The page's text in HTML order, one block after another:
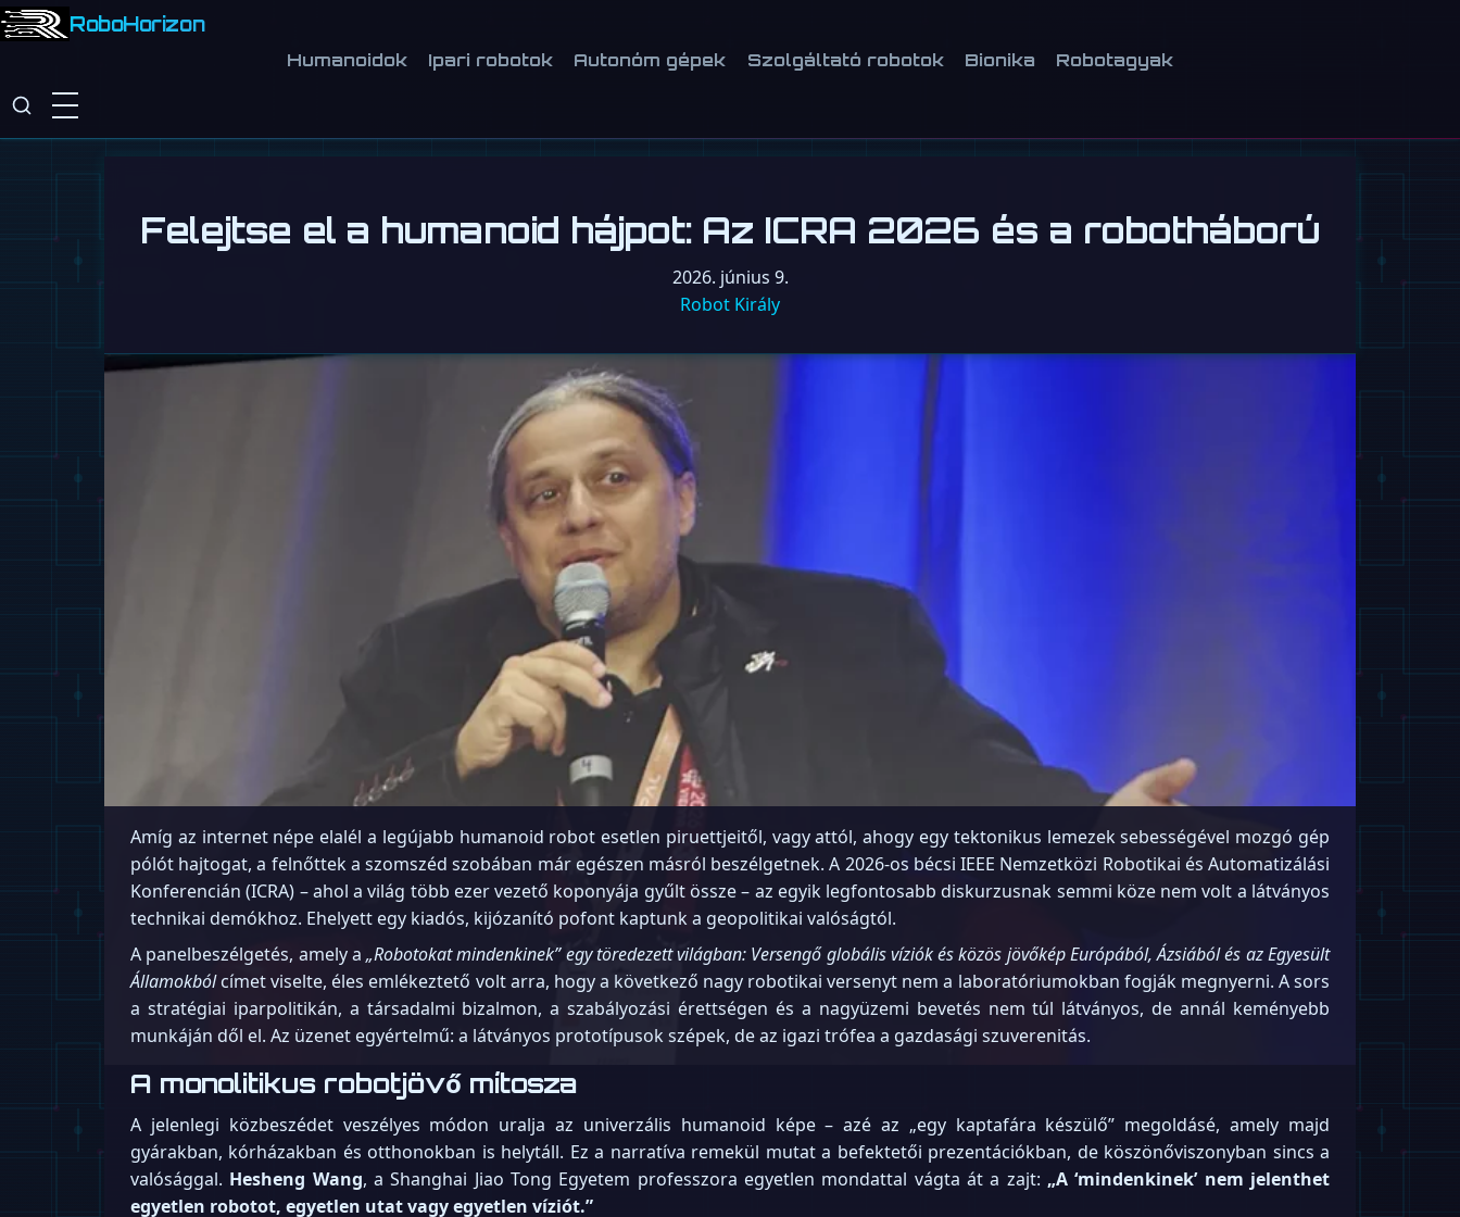
RoboHorizon
Humanoidok Ipari robotok Autonóm gépek Szolgáltató robotok Bionika Robotagyak
Felejtse el a humanoid hájpot: Az ICRA 2026 és a robotháború
2026. június 9.
Robot Király
Amíg az internet népe elalél a legújabb humanoid robot esetlen piruettjeitől, vagy attól, ahogy egy tektonikus lemezek sebességével mozgó gép
pólót hajtogat, a felnőttek a szomszéd szobában már egészen másról beszélgetnek. A 2026-os bécsi IEEE Nemzetközi Robotikai és Automatizálási
Konferencián (ICRA) – ahol a világ több ezer vezető koponyája gyűlt össze – az egyik legfontosabb diskurzusnak semmi köze nem volt a látványos
technikai demókhoz. Ehelyett egy kiadós, kijózanító pofont kaptunk a geopolitikai valóságtól.
A panelbeszélgetés, amely a„Robotokat mindenkinek” egy töredezett világban: Versengő globális víziók és közös jövőkép Európából, Ázsiából és az Egyesült
Államokbólcímet viselte, éles emlékeztető volt arra, hogy a következő nagy robotikai versenyt nem a laboratóriumokban fogják megnyerni. A sors
a stratégiai iparpolitikán, a társadalmi bizalmon, a szabályozási érettségen és a nagyüzemi bevetés nem túl látványos, de annál keményebb
munkáján dől el. Az üzenet egyértelmű: a látványos prototípusok szépek, de az igazi trófea a gazdasági szuverenitás.
A monolitikus robotjövő mítosza
A jelenlegi közbeszédet veszélyes módon uralja az univerzális humanoid képe – azé az „egy kaptafára készülő” megoldásé, amely majd
gyárakban, kórházakban és otthonokban is helytáll. Ez a narratíva remekül mutat a befektetői prezentációkban, de köszönőviszonyban sincs a
valósággal. Hesheng Wang, a Shanghai Jiao Tong Egyetem professzora egyetlen mondattal vágta át a zajt: „A ‘mindenkinek’ nem jelenthet
egyetlen robotot, egyetlen utat vagy egyetlen víziót.”